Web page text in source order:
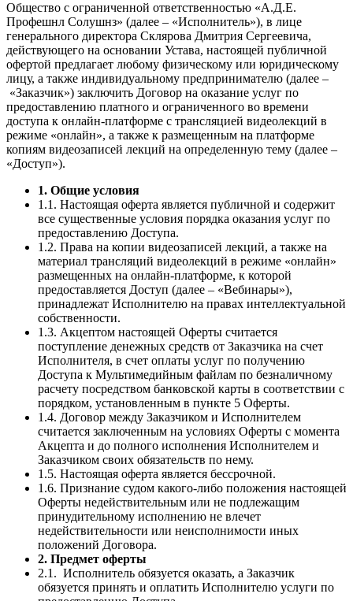
Общество с ограниченной ответственностью «А.Д.Е.
Профешнл Солушнз» (далее – «Исполнитель»), в лице
генерального директора Склярова Дмитрия Сергеевича,
действующего на основании Устава, настоящей публичной
офертой предлагает любому физическому или юридическому
лицу, а также индивидуальному предпринимателю (далее –
«Заказчик») заключить Договор на оказание услуг по
предоставлению платного и ограниченного во времени
доступа к онлайн-платформе с трансляцией видеолекций в
режиме «онлайн», а также к размещенным на платформе
копиям видеозаписей лекций на определенную тему (далее –
«Доступ»).
1. Общие условия
1.1. Настоящая оферта является публичной и содержит
все существенные условия порядка оказания услуг по
предоставлению Доступа.
1.2. Права на копии видеозаписей лекций, а также на
материал трансляций видеолекций в режиме «онлайн»
размещенных на онлайн-платформе, к которой
предоставляется Доступ (далее – «Вебинары»),
принадлежат Исполнителю на правах интеллектуальной
собственности.
1.3. Акцептом настоящей Оферты считается
поступление денежных средств от Заказчика на счет
Исполнителя, в счет оплаты услуг по получению
Доступа к Мультимедийным файлам по безналичному
расчету посредством банковской карты в соответствии с
порядком, установленным в пункте 5 Оферты.
1.4. Договор между Заказчиком и Исполнителем
считается заключенным на условиях Оферты с момента
Акцепта и до полного исполнения Исполнителем и
Заказчиком своих обязательств по нему.
1.5. Настоящая оферта является бессрочной.
1.6. Признание судом какого-либо положения настоящей
Оферты недействительным или не подлежащим
принудительному исполнению не влечет
недействительности или неисполнимости иных
положений Договора.
2. Предмет оферты
2.1. Исполнитель обязуется оказать, а Заказчик
обязуется принять и оплатить Исполнителю услуги по